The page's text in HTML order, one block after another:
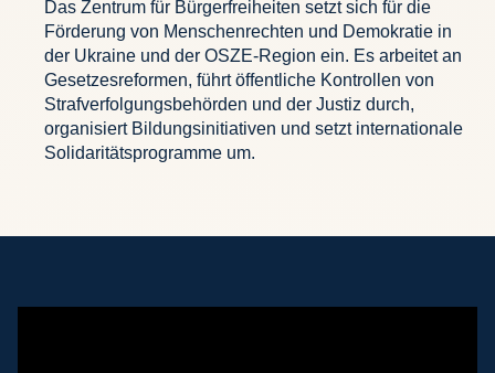
Das Zentrum für Bürgerfreiheiten setzt sich für die
Förderung von Menschenrechten und Demokratie in
der Ukraine und der OSZE-Region ein. Es arbeitet an
Gesetzesreformen, führt öffentliche Kontrollen von
Strafverfolgungsbehörden und der Justiz durch,
organisiert Bildungsinitiativen und setzt internationale
Solidaritätsprogramme um.